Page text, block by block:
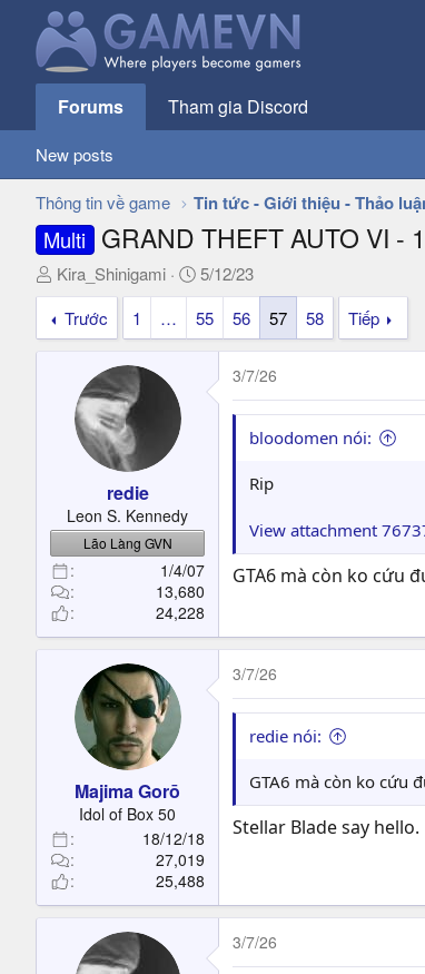
Forums Tham gia Discord
New posts
Thông tin về game
Multi GRAND THEFT AUTO VI -
T
h
e
e
r
Kira_Shinigami
N
g
à
y
ử
5/12/23
Trước
1 … 55 56 57 58 Tiếp
redie
Leon S. Kennedy
Lão Làng GVN
1/4/07
13,680
24,228
3/7/26
bloodomen nói:
Rip
View attachment
GTA6 mà còn ko cứu
Majima Gorō
Idol of Box 50
18/12/18
27,019
25,488
3/7/26
redie nói:
GTA6 mà còn ko cứu
Stellar Blade say hello.
3/7/26